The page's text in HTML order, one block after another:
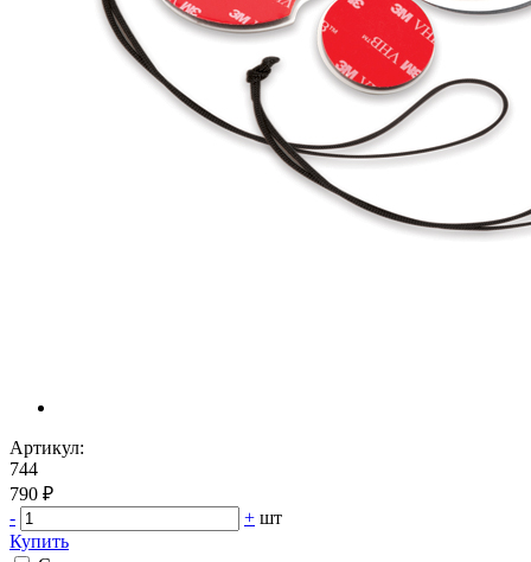
Артикул:
744
790 ₽
-
+ шт
Купить